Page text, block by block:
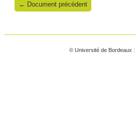
← Document précédent
© Université de Bordeaux |